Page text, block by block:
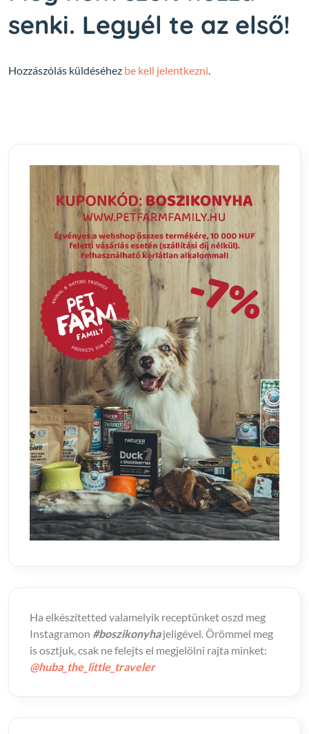
senki. Legyél te az első!
Hozzászólás küldéséhez be kell jelentkezni.
Ha elkészítetted valamelyik receptünket oszd meg
Instagramon #boszikonyhajeligével. Örömmel meg
is osztjuk, csak ne felejts el megjelölni rajta minket:
@huba_the_little_traveler